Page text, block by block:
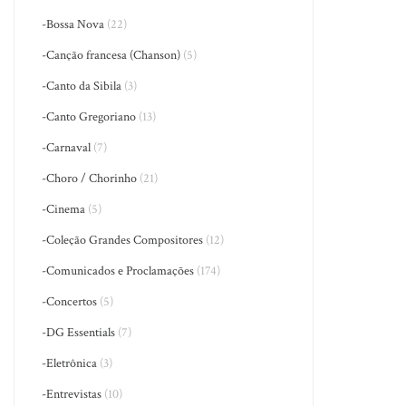
-Bossa Nova (22)
-Canção francesa (Chanson) (5)
-Canto da Sibila (3)
-Canto Gregoriano (13)
-Carnaval (7)
-Choro / Chorinho (21)
-Cinema (5)
-Coleção Grandes Compositores (12)
-Comunicados e Proclamações (174)
-Concertos (5)
-DG Essentials (7)
-Eletrônica (3)
-Entrevistas (10)